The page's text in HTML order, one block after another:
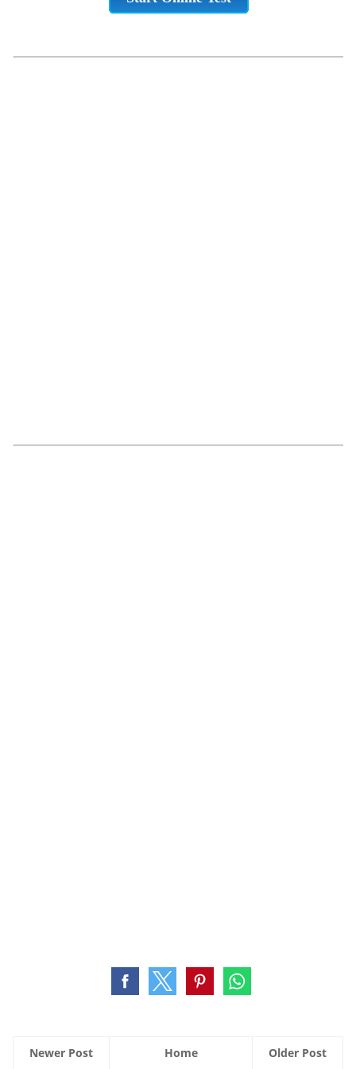
Newer Post Older Post
Home